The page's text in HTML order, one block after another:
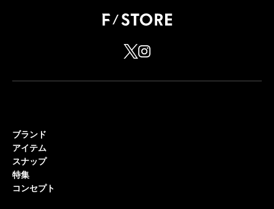
ブランド
アイテム
スナップ
特集
コンセプト